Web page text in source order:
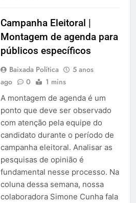
Campanha Eleitoral |
Montagem de agenda para
públicos específicos
Baixada Política
5 anos
ago
0 1 mins
A montagem de agenda é um
ponto que deve ser observado
com atenção pela equipe do
candidato durante o período de
campanha eleitoral. Analisar as
pesquisas de opinião é
fundamental nesse processo. Na
coluna dessa semana, nossa
colaboradora Simone Cunha fala